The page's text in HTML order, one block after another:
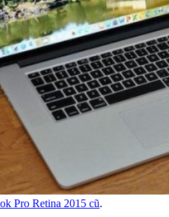
Pro Retina 2015 cũ.